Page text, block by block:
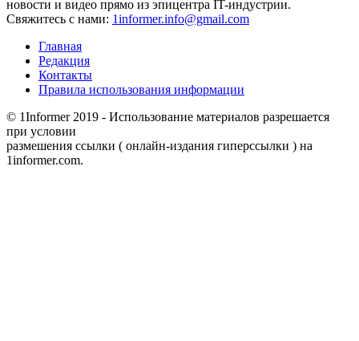
новости и видео прямо из эпицентра IT-индустрии.
Свяжитесь с нами: 1informer.info@gmail.com
Главная
Редакция
Контакты
Правила использования информации
© 1Informer 2019 - Использование материалов разрешается
при условии
размешения ссылки ( онлайн-издания гиперссылки ) на
1informer.com.